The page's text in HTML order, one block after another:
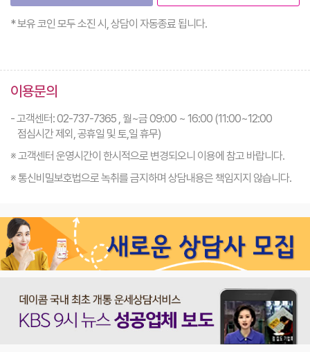
* 보유 코인 모두 소진 시, 상담이 자동종료 됩니다.
이용문의
- 고객센터: 02-737-7365 , 월~금 09:00 ~ 16:00 (11:00~12:00
점심시간 제외, 공휴일 및 토,일 휴무)
※ 고객센터 운영시간이 한시적으로 변경되오니 이용에 참고 바랍니다.
※ 통신비밀보호법으로 녹취를 금지하며 상담내용은 책임지지 않습니다.